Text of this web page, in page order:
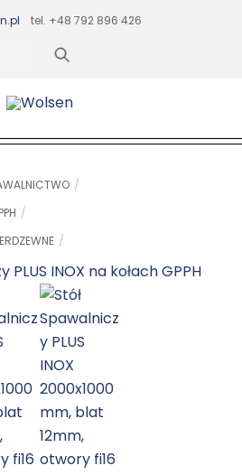
tel. +48 792 896 426